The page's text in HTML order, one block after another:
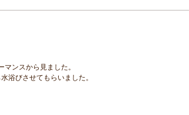
ンスから見ました。
浴びさせてもらいました。